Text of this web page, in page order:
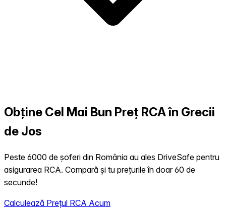
Obține Cel Mai Bun Preț RCA în Grecii
de Jos
Peste 6000 de șoferi din România au ales DriveSafe pentru
asigurarea RCA. Compară și tu prețurile în doar 60 de
secunde!
Calculează Prețul RCA Acum